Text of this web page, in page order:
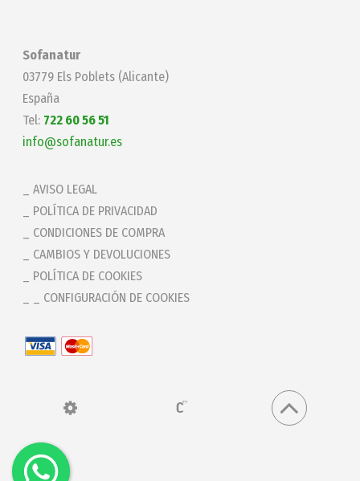
Sofanatur
03779 Els Poblets (Alicante)
España
Tel: 722 60 56 51
info@sofanatur.es
AVISO LEGAL
POLÍTICA DE PRIVACIDAD
CONDICIONES DE COMPRA
CAMBIOS Y DEVOLUCIONES
POLÍTICA DE COOKIES
_ CONFIGURACIÓN DE COOKIES